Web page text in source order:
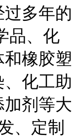
多年的
品、化
橡胶塑
化工助
剂等大
、定制